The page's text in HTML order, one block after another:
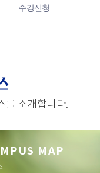
수강신청
를 소개합니다.
MAP